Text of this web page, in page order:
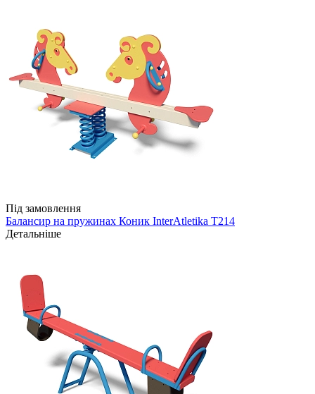
Під замовлення
Балансир на пружинах Коник InterAtletika Т214
Детальніше